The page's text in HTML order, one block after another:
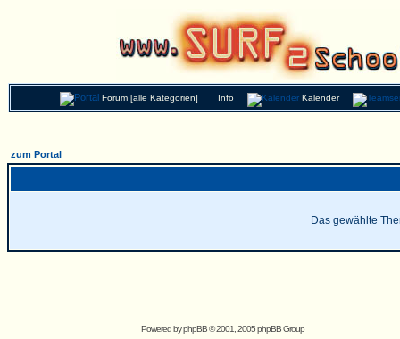
Forum [alle Kategorien] Info Kalender
zum Portal
Das gewählte
Powered byphpBB© 2001, 2005 phpBB Group